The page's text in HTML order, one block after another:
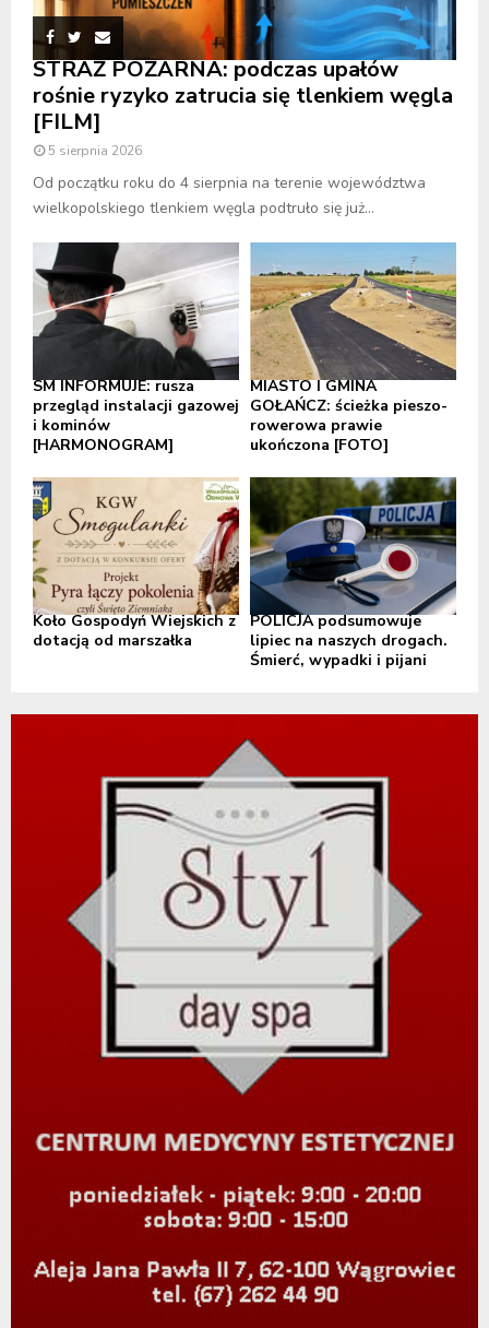
STRAŻ POŻARNA: podczas upałów
rośnie ryzyko zatrucia się tlenkiem węgla
[FILM]
5 sierpnia 2026
Od początku roku do 4 sierpnia na terenie województwa
wielkopolskiego tlenkiem węgla podtruło się już...
SM INFORMUJE: rusza
przegląd instalacji gazowej
i kominów
[HARMONOGRAM]
MIASTO I GMINA
GOŁAŃCZ: ścieżka pieszo-
rowerowa prawie
ukończona [FOTO]
Koło Gospodyń Wiejskich z
dotacją od marszałka
POLICJA podsumowuje
lipiec na naszych drogach.
Śmierć, wypadki i pijani